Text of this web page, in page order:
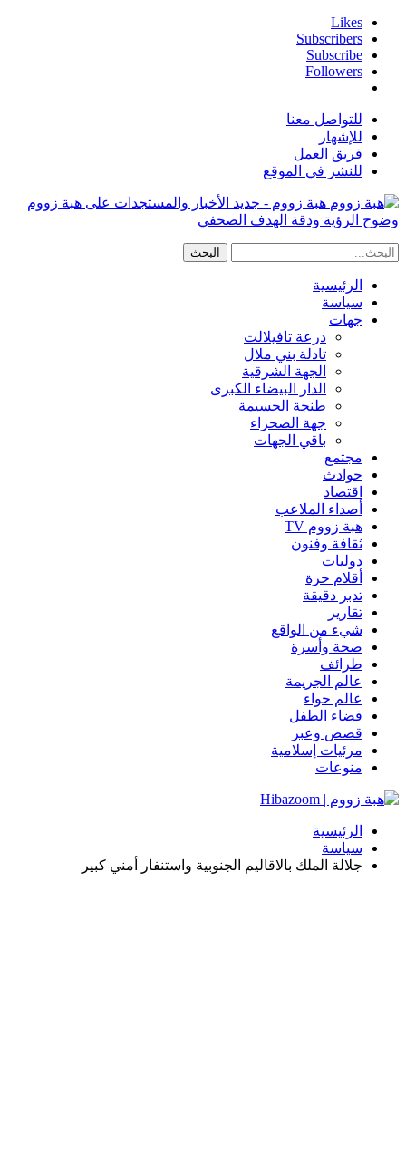
Likes
Subscribers
Subscribe
Followers
للتواصل معنا
للإشهار
فريق العمل
للنشر في الموقع
هبة زووم - جديد الأخبار والمستجدات على هبة زووم
وضوح الرؤية ودقة الهدف الصحفي
الرئيسية
سياسة
جهات
درعة تافيلالت
تادلة بني ملال
الجهة الشرقية
الدار البيضاء الكبرى
طنجة الحسيمة
جهة الصحراء
باقي الجهات
مجتمع
حوادث
اقتصاد
أصداء الملاعب
هبة زووم TV
ثقافة وفنون
دوليات
أقلام حرة
تدبر دقيقة
تقارير
شيء من الواقع
صحة وأسرة
طرائف
عالم الجريمة
عالم حواء
فضاء الطفل
قصص وعبر
مرئيات إسلامية
منوعات
الرئيسية
سياسة
جلالة الملك بالاقاليم الجنوبية واستنفار أمني كبير